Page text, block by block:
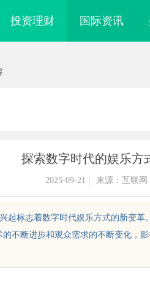
投资理财 国际资讯
探索数字时代的娱乐方
2025-09-21 来源：互联网
起标志着数字时代娱乐方式的新变
不断进步和观众需求的不断变化，
贝净 AC 国际医疗实验室，标准